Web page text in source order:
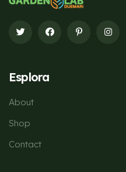
Esplora
About
Shop
Contact